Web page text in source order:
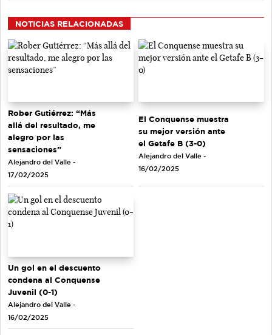
NOTICIAS RELACIONADAS
Rober Gutiérrez: “Más
allá del resultado, me
alegro por las
sensaciones”
Alejandro del Valle -
17/02/2025
El Conquense muestra
su mejor versión ante
el Getafe B (3-0)
Alejandro del Valle -
16/02/2025
Un gol en el descuento
condena al Conquense
Juvenil (0-1)
Alejandro del Valle -
16/02/2025